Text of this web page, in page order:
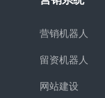
营销机器人
留资机器人
网站建设